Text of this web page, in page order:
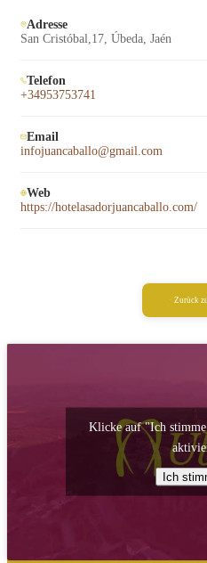
Adresse
San Cristóbal,17, Úbeda, Jaén
Telefon
+34953753741
Email
infojuancaballo@gmail.com
Web
https://hotelasadorjuancaballo.com/
Zurück
Klicke auf "Ich
Ich